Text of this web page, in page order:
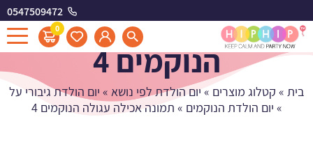
0547509472
0
תמונה אכילה עגולה
הנוקמים 4
בית » קטלוג מוצרים » יום הולדת לפי נושא » יום הולדת גיבורי על
» יום הולדת הנוקמים » תמונה אכילה עגולה הנוקמים 4